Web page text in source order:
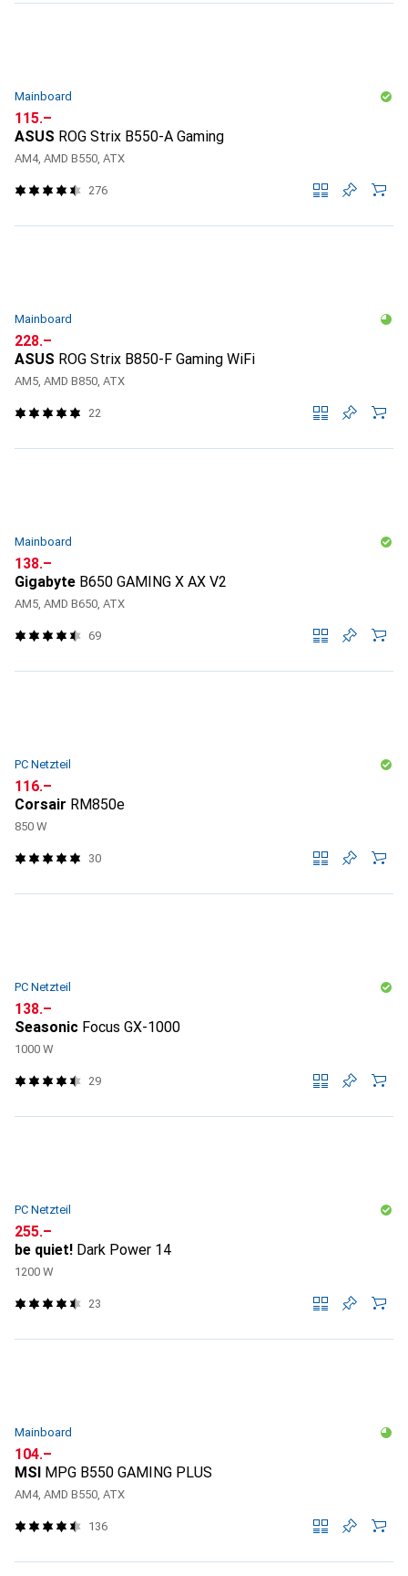
Mainboard
CHF
115.–
ASUS ROG Strix B550-A Gaming
AM4, AMD B550, ATX
276
Mainboard
CHF
228.–
ASUS ROG Strix B850-F Gaming WiFi
AM5, AMD B850, ATX
22
Mainboard
CHF
138.–
Gigabyte B650 GAMING X AX V2
AM5, AMD B650, ATX
69
PC Netzteil
CHF
116.–
Corsair RM850e
850 W
30
PC Netzteil
CHF
138.–
Seasonic Focus GX-1000
1000 W
29
PC Netzteil
CHF
255.–
be quiet! Dark Power 14
1200 W
23
Mainboard
CHF
104.–
MSI
MPG B550 GAMING PLUS
AM4, AMD B550, ATX
136